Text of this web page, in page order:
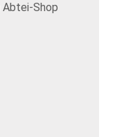
Abtei-Shop